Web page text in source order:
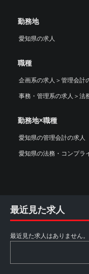
勤務地
愛知県の求人
職種
企画系の求人 ＞ 管理会計
事務・管理系の求人 ＞ 法
勤務地×職種
愛知県の管理会計の求人
愛知県の法務・コンプラ
最近見た求人
最近見た求人はありません。